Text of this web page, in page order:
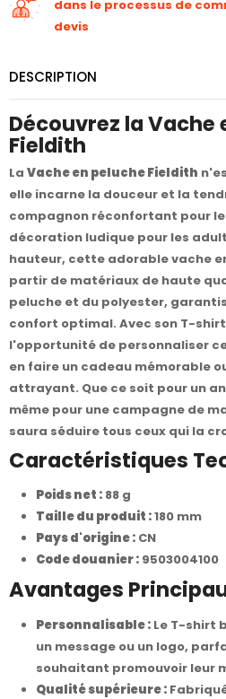
dans le processus de
devis
DESCRIPTION
Découvrez la Vache
Fieldith
La Vache en peluche Fieldith
elle incarne la douceur et la
compagnon réconfortant pour
décoration ludique pour les
hauteur, cette adorable vache
partir de matériaux de haute
peluche et du polyester,
confort optimal. Avec son T-
l'opportunité de personnaliser
en faire un cadeau mémorable
attrayant. Que ce soit pour un
même pour une campagne de
saura séduire tous ceux qui la
Caractéristiques
Poids net : 88 g
Taille du produit :180 mm
Pays d'origine : CN
Code douanier : 9503004100
Avantages
Personnalisable : Le T-shirt
un message ou un logo,
souhaitant promouvoir leur
Qualité supérieure :